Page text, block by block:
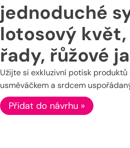
jednoduché
lotosový
řady, řůžové
Užijte si exkluzivní potisk
usměváčkem a srdcem
Přidat do návrhu »